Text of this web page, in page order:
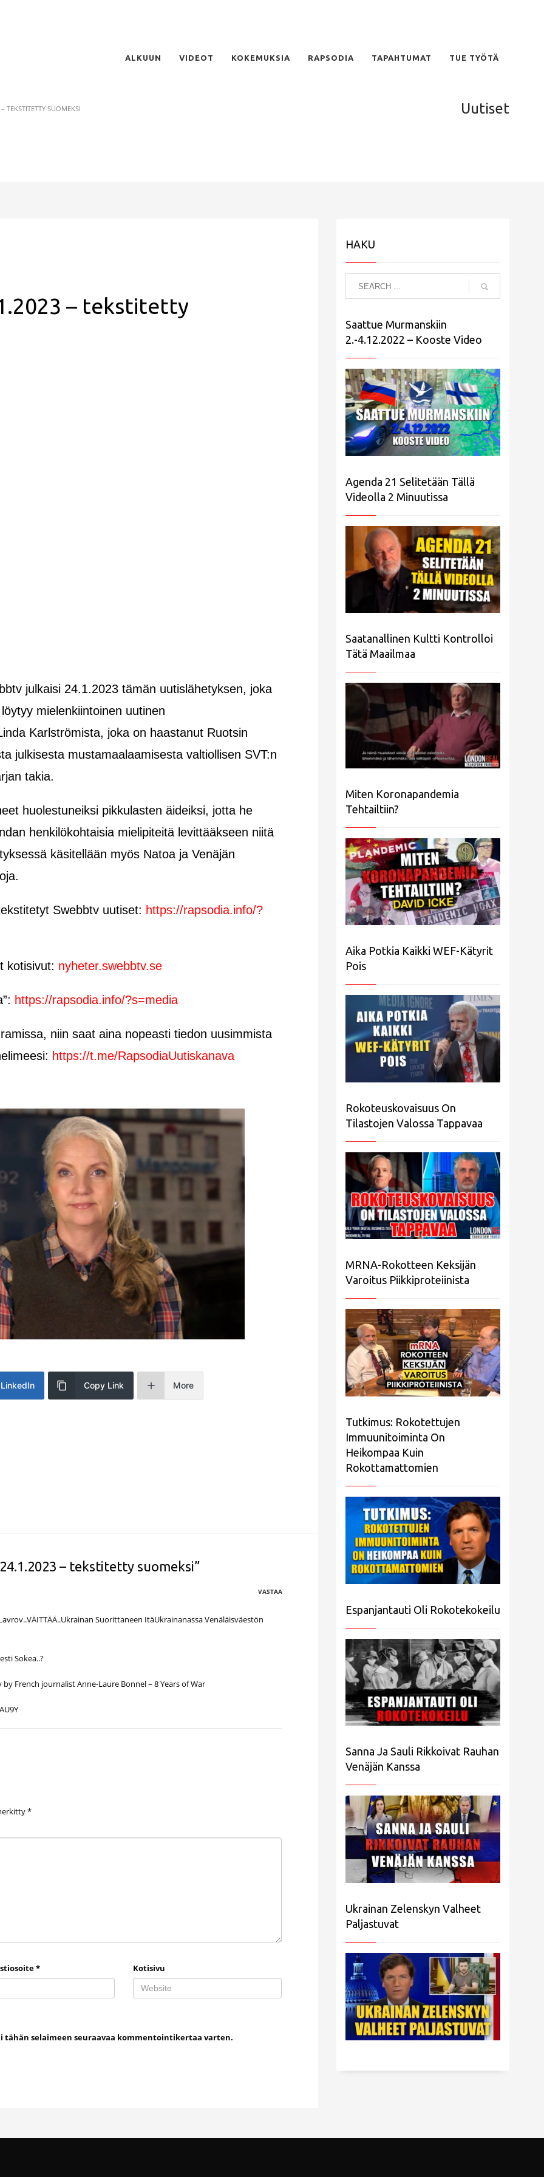
ALKUUN VIDEOT KOKEMUKSIA RAPSODIA TAPAHTUMAT TUE TYÖTÄ
TEKSTITETTY SUOMEKSI Uutiset
– tekstitetty
julkaisi 24.1.2023 tämän uutislähetyksen, joka
mielenkiintoinen uutinen
Karlströmista, joka on haastanut Ruotsin
julkisesta mustamaalaamisesta valtiollisen SVT:n
takia.
huolestuneiksi pikkulasten äideiksi, jotta he
henkilökohtaisia mielipiteitä levittääkseen niitä
käsitellään myös Natoa ja Venäjän
Swebbtv uutiset: https://rapsodia.info/?
kotisivut: nyheter.swebbtv.se
https://rapsodia.info/?s=media
niin saat aina nopeasti tiedon uusimmista
https://t.me/RapsodiaUutiskanava
LinkedIn Copy Link More
– tekstitetty suomeksi”
VASTAA
Suorittaneen ItäUkrainanassa Venäläisväestön
Sokea..?
French journalist Anne-Laure Bonnel – 8 Years of War
*
* Kotisivu
selaimeen seuraavaa kommentointikertaa varten.
HAKU
Saattue Murmanskiin
2.-4.12.2022 – Kooste Video
Agenda 21 Selitetään Tällä
Videolla 2 Minuutissa
Saatanallinen Kultti Kontrolloi
Tätä Maailmaa
Miten Koronapandemia
Tehtailtiin?
Aika Potkia Kaikki WEF-Kätyrit
Pois
Rokoteuskovaisuus On
Tilastojen Valossa Tappavaa
MRNA-Rokotteen Keksijän
Varoitus Piikkiproteiinista
Tutkimus: Rokotettujen
Immuunitoiminta On
Heikompaa Kuin
Rokottamattomien
Espanjantauti Oli Rokotekokeilu
Sanna Ja Sauli Rikkoivat Rauhan
Venäjän Kanssa
Ukrainan Zelenskyn Valheet
Paljastuvat